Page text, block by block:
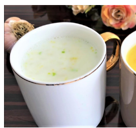
Услуги
Акции
Отзывы
Статьи
Контакты